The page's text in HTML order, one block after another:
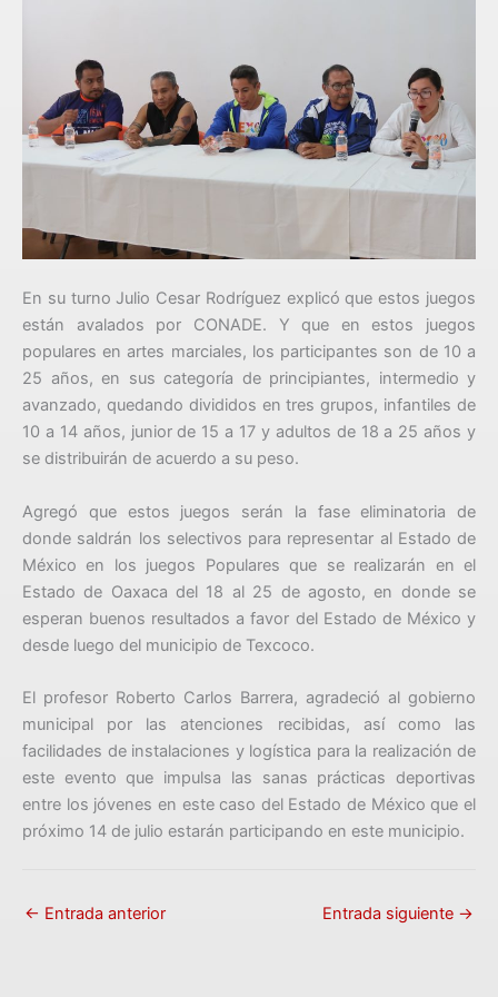
En su turno Julio Cesar Rodríguez explicó que estos juegos
están avalados por CONADE. Y que en estos juegos
populares en artes marciales, los participantes son de 10 a
25 años, en sus categoría de principiantes, intermedio y
avanzado, quedando divididos en tres grupos, infantiles de
10 a 14 años, junior de 15 a 17 y adultos de 18 a 25 años y
se distribuirán de acuerdo a su peso.
Agregó que estos juegos serán la fase eliminatoria de
donde saldrán los selectivos para representar al Estado de
México en los juegos Populares que se realizarán en el
Estado de Oaxaca del 18 al 25 de agosto, en donde se
esperan buenos resultados a favor del Estado de México y
desde luego del municipio de Texcoco.
El profesor Roberto Carlos Barrera, agradeció al gobierno
municipal por las atenciones recibidas, así como las
facilidades de instalaciones y logística para la realización de
este evento que impulsa las sanas prácticas deportivas
entre los jóvenes en este caso del Estado de México que el
próximo 14 de julio estarán participando en este municipio.
← Entrada anterior Entrada siguiente →